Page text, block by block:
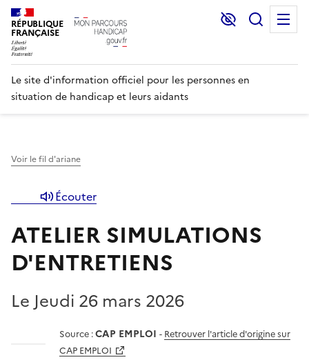
RÉPUBLIQUE
FRANÇAISE
Lecture et
Le site d'information officiel pour les personnes en
situation de handicap et leurs aidants
Voir le fil d'ariane
Écouter
ATELIER SIMULATIONS
D'ENTRETIENS
Le Jeudi 26 mars 2026
Source :CAP EMPLOI - Retrouver l'article d'origine sur
CAP EMPLOI